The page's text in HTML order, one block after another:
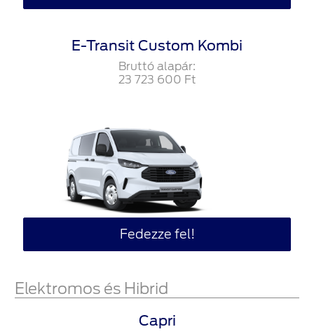
E-Transit Custom Kombi
Bruttó alapár:
23‍ ‍723‍ ‍600 Ft
Fedezze fel!
Elektromos és Hibrid
Capri